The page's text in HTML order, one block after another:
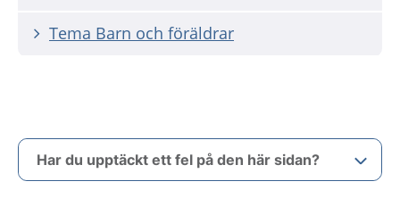
Tema Barn och föräldrar
Har du upptäckt ett fel på den här sidan?